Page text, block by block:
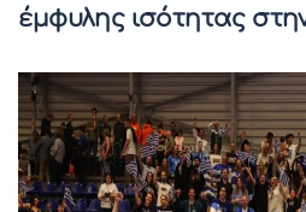
έμφυλης ισότητας